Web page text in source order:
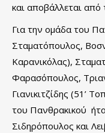
και αποβάλλεται
Για την ομάδα του
Σταματόπουλος,
Καρανικόλας),
Φαρασόπουλος,
Γιανικιτζίδης (51’
του Πανθρακικού
Σιδηρόπουλος και